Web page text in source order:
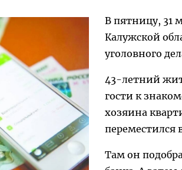
В пятницу, 31
Калужской
уголовного
43-летний
гости к
хозяина
переместился
Там он